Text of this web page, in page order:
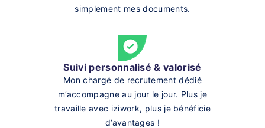
simplement mes documents.
Suivi personnalisé & valorisé
Mon chargé de recrutement dédié
m’accompagne au jour le jour. Plus je
travaille avec iziwork, plus je bénéficie
d’avantages !